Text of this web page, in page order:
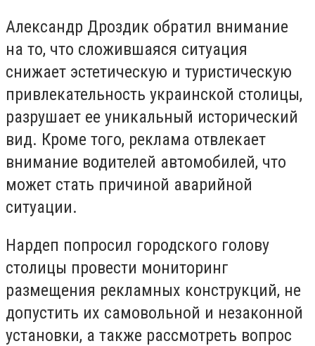
Александр Дроздик обратил внимание
на то, что сложившаяся ситуация
снижает эстетическую и туристическую
привлекательность украинской столицы,
разрушает ее уникальный исторический
вид. Кроме того, реклама отвлекает
внимание водителей автомобилей, что
может стать причиной аварийной
ситуации.
Нардеп попросил городского голову
столицы провести мониторинг
размещения рекламных конструкций, не
допустить их самовольной и незаконной
установки, а также рассмотреть вопрос